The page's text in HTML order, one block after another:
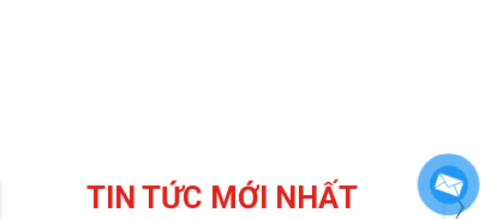
TIN TỨC MỚI NHẤT
Tuyển dụng: Nhân viên KẾ TOÁN